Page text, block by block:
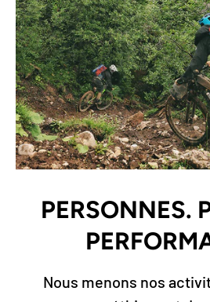
PERSONNES.
Nous menons nos